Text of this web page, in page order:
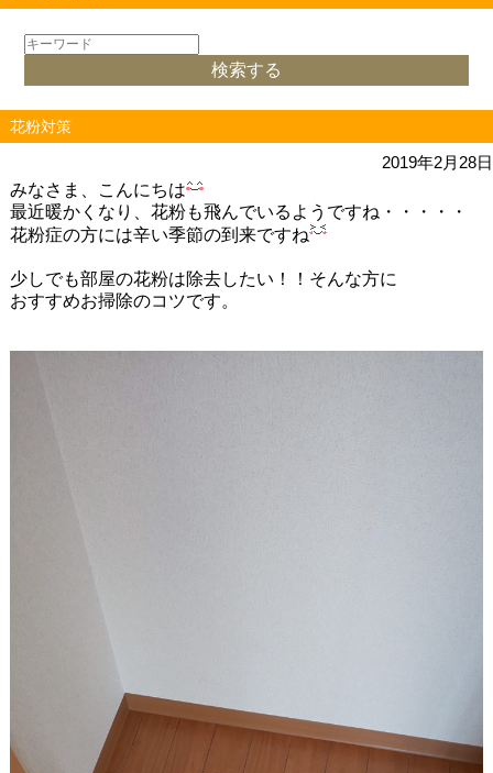
花粉対策
2019年2月28日
みなさま、こんにちは
最近暖かくなり、花粉も飛んでいるようですね・・・・・
花粉症の方には辛い季節の到来ですね
少しでも部屋の花粉は除去したい！！そんな方に
おすすめお掃除のコツです。